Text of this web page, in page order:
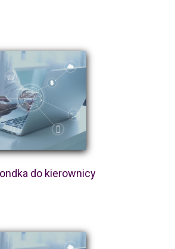
do kierownicy